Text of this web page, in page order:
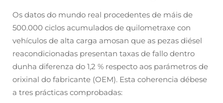
Os datos do mundo real procedentes de máis de
500.000 ciclos acumulados de quilometraxe con
vehículos de alta carga amosan que as pezas diésel
reacondicionadas presentan taxas de fallo dentro
dunha diferenza do 1,2 % respecto aos parámetros de
orixinal do fabricante (OEM). Esta coherencia débese
a tres prácticas comprobadas: